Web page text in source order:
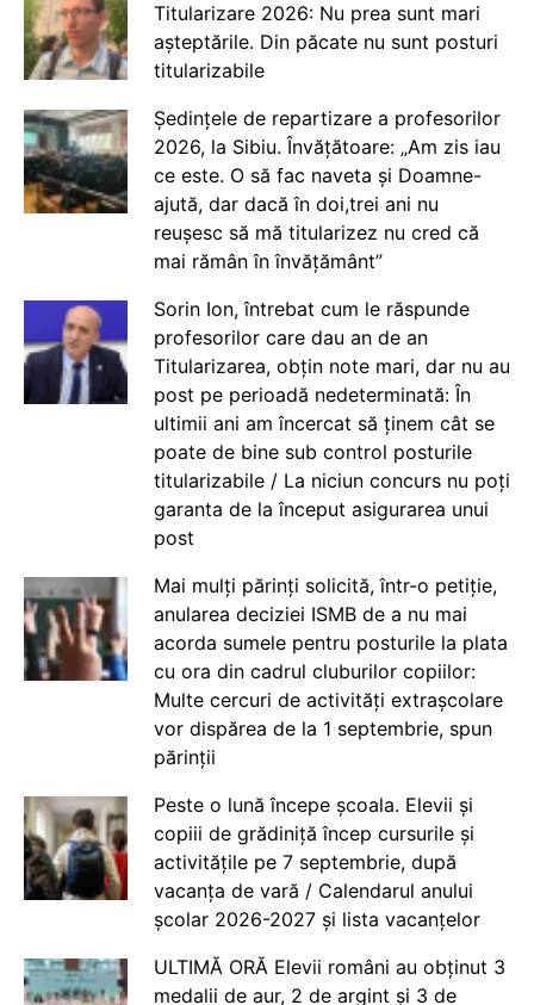
Titularizare 2026: Nu prea sunt mari
așteptările. Din păcate nu sunt posturi
titularizabile
Ședințele de repartizare a profesorilor
2026, la Sibiu. Învățătoare: „Am zis iau
ce este. O să fac naveta și Doamne-
ajută, dar dacă în doi,trei ani nu
reușesc să mă titularizez nu cred că
mai rămân în învățământ”
Sorin Ion, întrebat cum le răspunde
profesorilor care dau an de an
Titularizarea, obțin note mari, dar nu au
post pe perioadă nedeterminată: În
ultimii ani am încercat să ținem cât se
poate de bine sub control posturile
titularizabile / La niciun concurs nu poți
garanta de la început asigurarea unui
post
Mai mulți părinți solicită, într-o petiție,
anularea deciziei ISMB de a nu mai
acorda sumele pentru posturile la plata
cu ora din cadrul cluburilor copiilor:
Multe cercuri de activități extrașcolare
vor dispărea de la 1 septembrie, spun
părinții
Peste o lună începe școala. Elevii și
copiii de grădiniță încep cursurile și
activitățile pe 7 septembrie, după
vacanța de vară / Calendarul anului
școlar 2026-2027 și lista vacanțelor
ULTIMĂ ORĂ Elevii români au obținut 3
medalii de aur, 2 de argint și 3 de